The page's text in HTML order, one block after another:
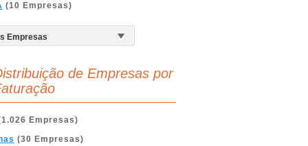
(10 Empresas)
de Empresas por
Empresas)
(30 Empresas)